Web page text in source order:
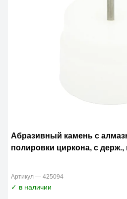
Абразивный камень с
полировки циркона, с
Артикул — 425094
✓ в наличии